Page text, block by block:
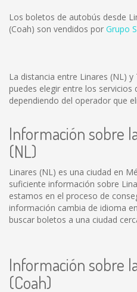
Los boletos de autobús desde
(Coah) son vendidos por Grupo
La distancia entre Linares (NL)
puedes elegir entre los servicios
dependiendo del operador que
Información sobre
(NL)
Linares (NL) es una ciudad en
suficiente información sobre
estamos en el proceso de
información cambia de idioma
buscar boletos a una ciudad
Información sobre
(Coah)